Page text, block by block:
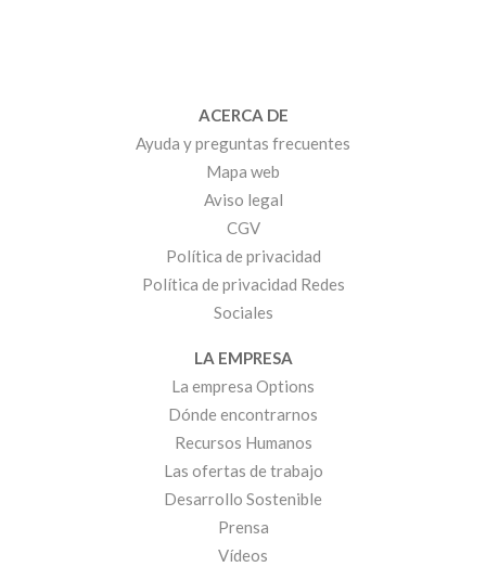
ACERCA DE
Ayuda y preguntas frecuentes
Mapa web
Aviso legal
CGV
Política de privacidad
Política de privacidad Redes
Sociales
LA EMPRESA
La empresa Options
Dónde encontrarnos
Recursos Humanos
Las ofertas de trabajo
Desarrollo Sostenible
Prensa
Vídeos